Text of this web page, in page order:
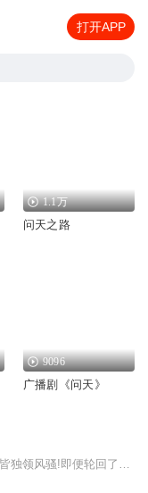
打开APP
1.1万
问天之路
9096
广播剧《问天》